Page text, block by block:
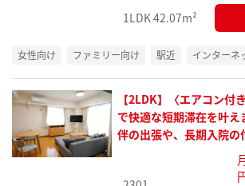
1LDK42.07m²
女性向け ファミリー向け 駅近 インターネ
【2LDK】〈エアコン付
で快適な短期滞在を叶
伴の出張や、長期入院